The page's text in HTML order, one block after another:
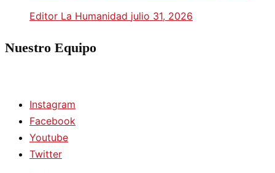
Editor La Humanidad julio 31, 2026
Nuestro Equipo
Instagram
Facebook
Youtube
Twitter